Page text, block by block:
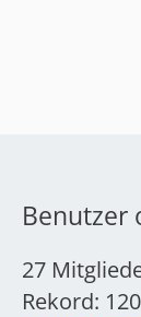
Benutzer
27
Rekord: